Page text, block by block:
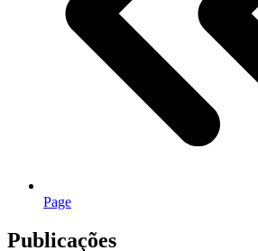
Page
Publicações